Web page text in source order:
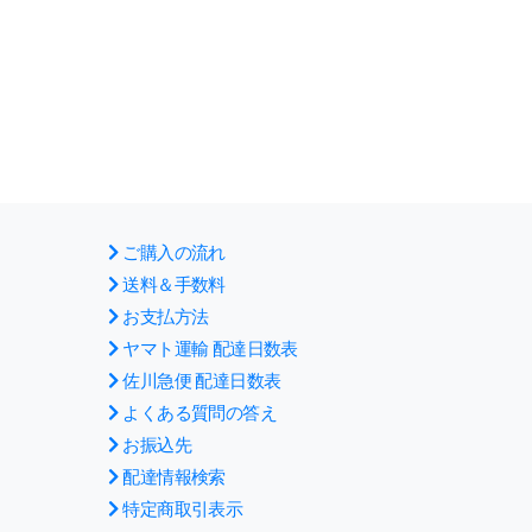
ご購入の流れ
送料＆手数料
お支払方法
ヤマト運輸 配達日数表
佐川急便 配達日数表
よくある質問の答え
お振込先
配達情報検索
特定商取引表示